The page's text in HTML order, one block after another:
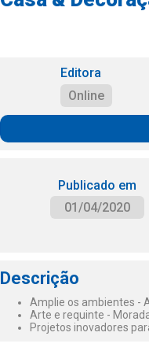
Editora
Online
Publicado em
01/04/2020
Descrição
Amplie os ambientes -
Arte e requinte -
Projetos inovadores